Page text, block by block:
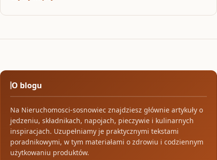
O blogu
Na Nieruchomosci-sosnowiec znajdziesz głównie artykuły o
jedzeniu, składnikach, napojach, pieczywie i kulinarnych
inspiracjach. Uzupełniamy je praktycznymi tekstami
poradnikowymi, w tym materiałami o zdrowiu i codziennym
użytkowaniu produktów.